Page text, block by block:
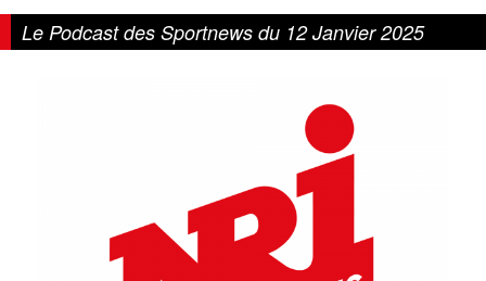
Le Podcast des Sportnews du 12 Janvier 2025